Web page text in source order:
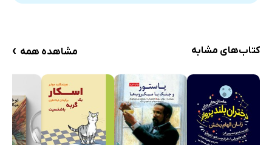
کتاب‌های مشابه
مشاهده همه ›